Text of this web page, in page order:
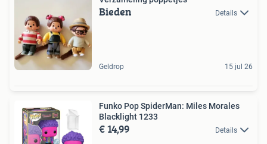
Bieden Details
Geldrop 15 jul 26
Funko Pop SpiderMan: Miles Morales
Blacklight 1233
€ 14,99 Details